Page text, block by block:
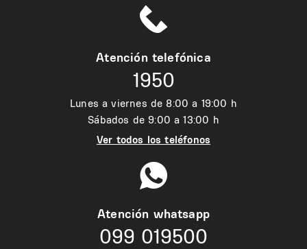
Atención telefónica
1950
Lunes a viernes de 8:00 a 19:00 h
Sábados de 9:00 a 13:00 h
Ver todos los teléfonos
Atención whatsapp
099 019500